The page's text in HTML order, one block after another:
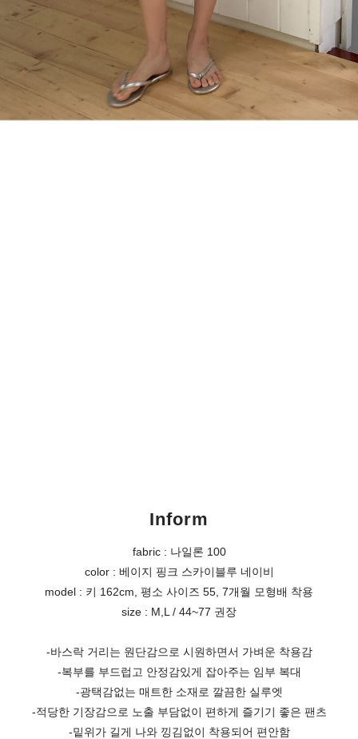
Inform
fabric : 나일론 100
color : 베이지 핑크 스카이블루 네이비
model : 키 162cm, 평소 사이즈 55, 7개월 모형배 착용
size : M,L / 44~77 권장
-바스락 거리는 원단감으로 시원하면서 가벼운 착용감
-복부를 부드럽고 안정감있게 잡아주는 임부 복대
-광택감없는 매트한 소재로 깔끔한 실루엣
-적당한 기장감으로 노출 부담없이 편하게 즐기기 좋은 팬츠
-밑위가 길게 나와 낑김없이 착용되어 편안함